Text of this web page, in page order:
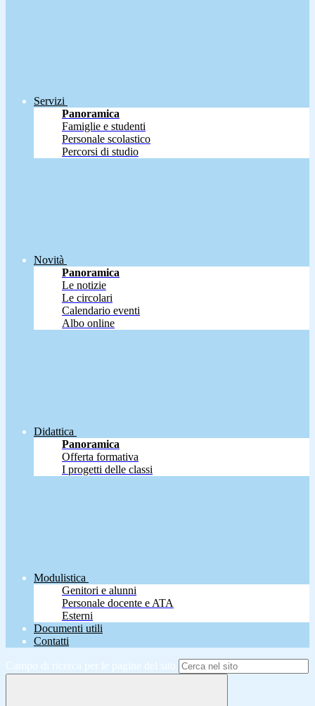
Servizi
Panoramica
Famiglie e studenti
Personale scolastico
Percorsi di studio
Novità
Panoramica
Le notizie
Le circolari
Calendario eventi
Albo online
Didattica
Panoramica
Offerta formativa
I progetti delle classi
Modulistica
Genitori e alunni
Personale docente e ATA
Esterni
Documenti utili
Contatti
Campo di ricerca per le pagine del sito